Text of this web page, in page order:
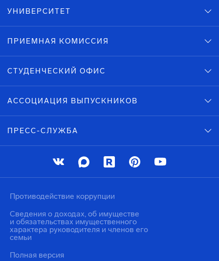
УНИВЕРСИТЕТ
ПРИЕМНАЯ КОМИССИЯ
СТУДЕНЧЕСКИЙ ОФИС
АССОЦИАЦИЯ ВЫПУСКНИКОВ
ПРЕСС-СЛУЖБА
Противодействие коррупции
Сведения о доходах, об имуществе
и обязательствах имущественного
характера руководителя и членов его
семьи
Полная версия